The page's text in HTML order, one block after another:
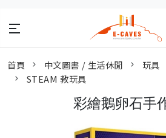
首頁 中文圖書 / 生活休閒 玩具
STEAM 教玩具
彩繪鵝卵石手